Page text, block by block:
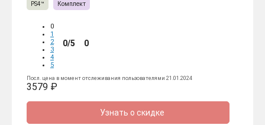
PS4™ Комплект
0
1
2
3
4
5
0/5 0
Посл. цена в момент отслеживания пользователями 21.01.2024
3579 ₽
Узнать о скидке